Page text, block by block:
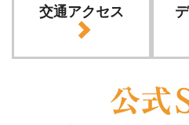
交通アクセス